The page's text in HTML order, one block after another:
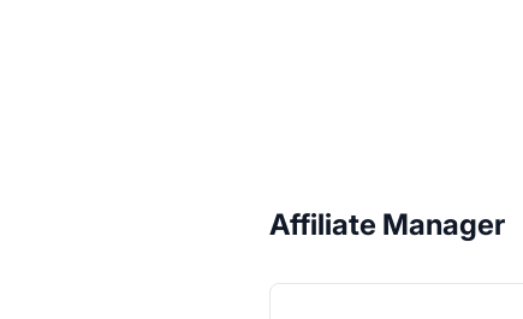
Affiliate Manager